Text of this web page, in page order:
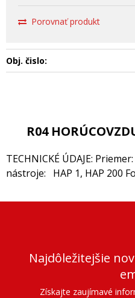
Porovnať produkt
Obj. čislo:
R04
TECHNICKÉ ÚDAJE:
nástroje: HAP 1, HAP 200
Najdôležitejšie
Získajte zaujímavé